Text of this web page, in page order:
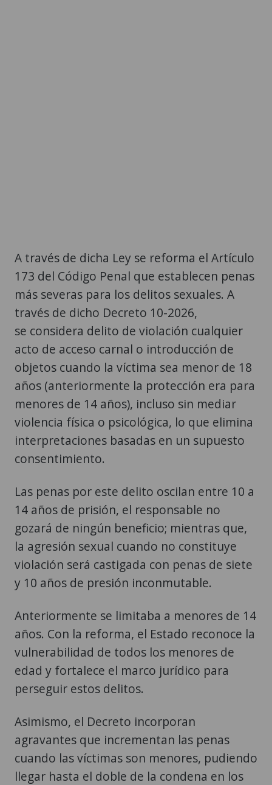
A través de dicha Ley se reforma el Artículo
173 del Código Penal que establecen penas
más severas para los delitos sexuales. A
través de dicho Decreto 10-2026,
se considera delito de violación cualquier
acto de acceso carnal o introducción de
objetos cuando la víctima sea menor de 18
años (anteriormente la protección era para
menores de 14 años), incluso sin mediar
violencia física o psicológica, lo que elimina
interpretaciones basadas en un supuesto
consentimiento.
Las penas por este delito oscilan entre 10 a
14 años de prisión, el responsable no
gozará de ningún beneficio; mientras que,
la agresión sexual cuando no constituye
violación será castigada con penas de siete
y 10 años de presión inconmutable.
Anteriormente se limitaba a menores de 14
años. Con la reforma, el Estado reconoce la
vulnerabilidad de todos los menores de
edad y fortalece el marco jurídico para
perseguir estos delitos.
Asimismo, el Decreto incorporan
agravantes que incrementan las penas
cuando las víctimas son menores, pudiendo
llegar hasta el doble de la condena en los